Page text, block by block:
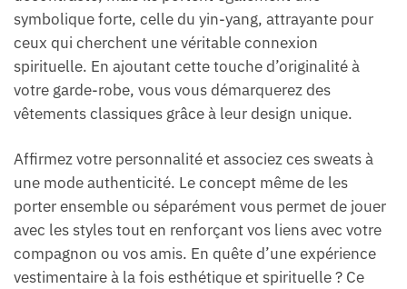
symbolique forte, celle du yin-yang, attrayante pour
ceux qui cherchent une véritable connexion
spirituelle. En ajoutant cette touche d’originalité à
votre garde-robe, vous vous démarquerez des
vêtements classiques grâce à leur design unique.
Affirmez votre personnalité et associez ces sweats à
une mode authenticité. Le concept même de les
porter ensemble ou séparément vous permet de jouer
avec les styles tout en renforçant vos liens avec votre
compagnon ou vos amis. En quête d’une expérience
vestimentaire à la fois esthétique et spirituelle ? Ce